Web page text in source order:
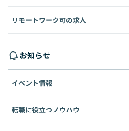
リモートワーク可の求人
お知らせ
イベント情報
転職に役立つノウハウ